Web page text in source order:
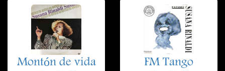
Montón de vida FM Tango